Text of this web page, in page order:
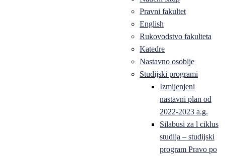
Pravni fakultet
English
Rukovodstvo fakulteta
Katedre
Nastavno osoblje
Studijski programi
Izmijenjeni
nastavni plan od
2022-2023 a.g.
Silabusi za l ciklus
studija – studijski
program Pravo po